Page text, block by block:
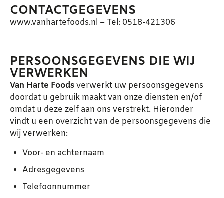
CONTACTGEGEVENS
www.vanhartefoods.nl – Tel: 0518-421306
PERSOONSGEGEVENS DIE WIJ
VERWERKEN
Van Harte Foodsverwerkt uw persoonsgegevens
doordat u gebruik maakt van onze diensten en/of
omdat u deze zelf aan ons verstrekt. Hieronder
vindt u een overzicht van de persoonsgegevens die
wij verwerken:
Voor- en achternaam
Adresgegevens
Telefoonnummer